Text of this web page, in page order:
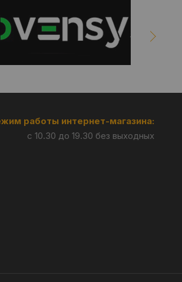
работы интернет-магазина:
с 10.30 до 19.30 без выходных